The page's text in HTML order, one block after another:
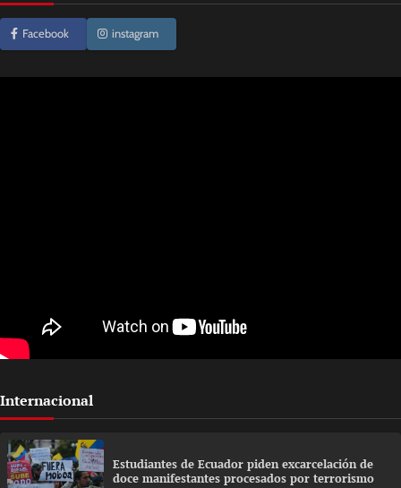
Facebook instagram
Internacional
Estudiantes de Ecuador piden excarcelación de
doce manifestantes procesados por terrorismo